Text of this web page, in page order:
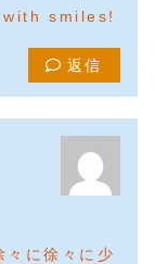
smiles!
返信
々に徐々に少